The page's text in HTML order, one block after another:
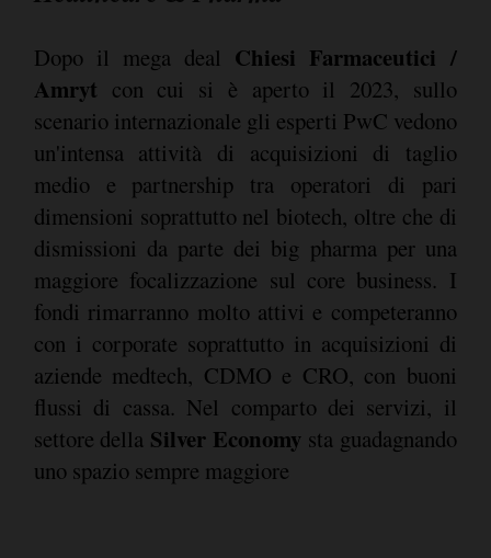
Dopo il mega deal Chiesi Farmaceutici /
Amryt con cui si è aperto il 2023, sullo
scenario internazionale gli esperti PwC vedono
un'intensa attività di acquisizioni di taglio
medio e partnership tra operatori di pari
dimensioni soprattutto nel biotech, oltre che di
dismissioni da parte dei big pharma per una
maggiore focalizzazione sul core business. I
fondi rimarranno molto attivi e competeranno
con i corporate soprattutto in acquisizioni di
aziende medtech, CDMO e CRO, con buoni
flussi di cassa. Nel comparto dei servizi, il
settore della Silver Economysta guadagnando
uno spazio sempre maggiore